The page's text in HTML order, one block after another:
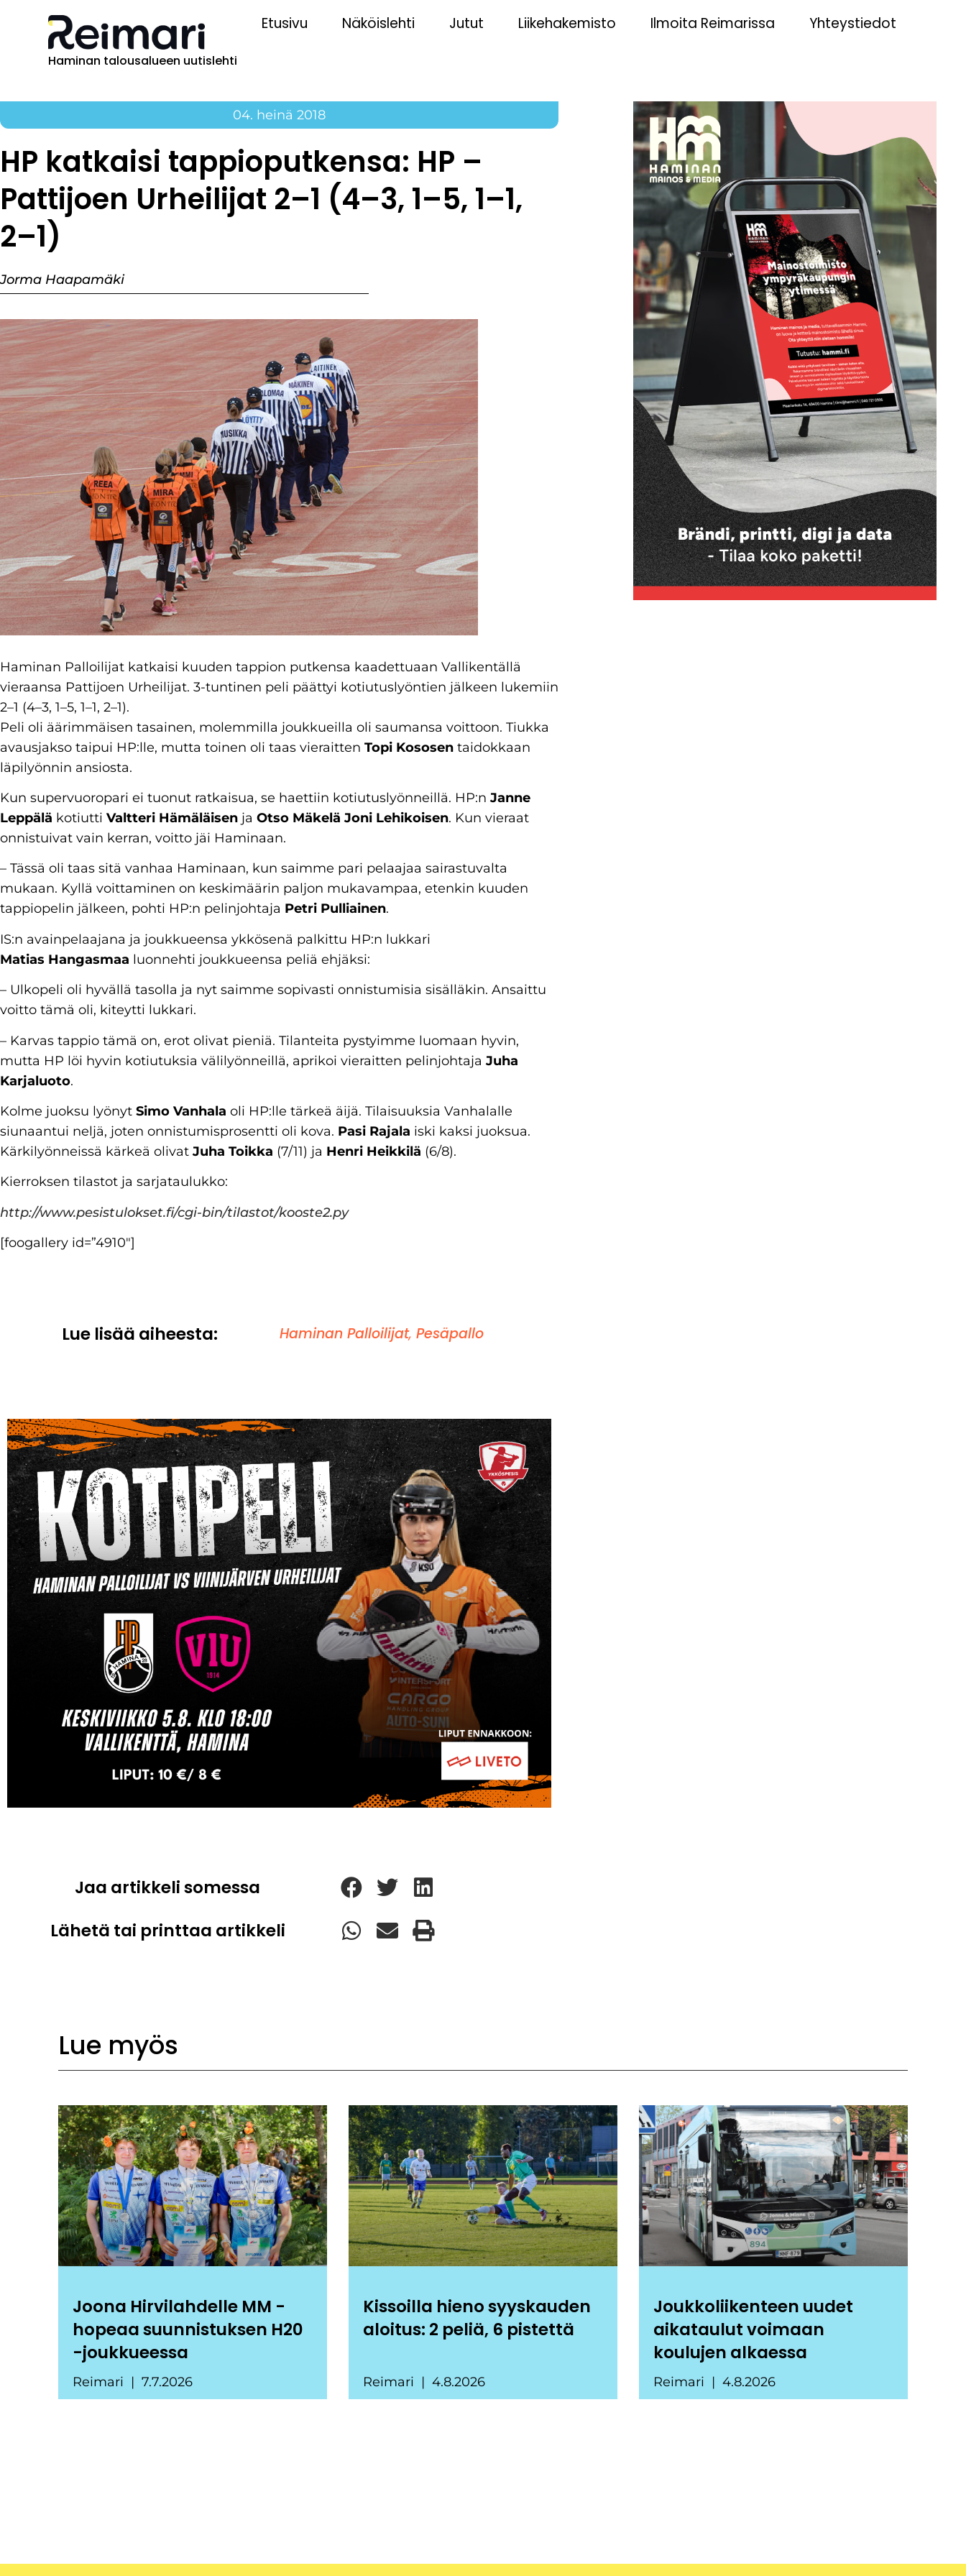
Haminan talousalueen uutislehti
Etusivu Näköislehti Jutut Liikehakemisto Ilmoita Reimarissa Yhteystiedot
04. heinä 2018
HP katkaisi tappioputkensa: HP –
Pattijoen Urheilijat 2–1 (4–3, 1–5, 1–1,
2–1)
Jorma Haapamäki
Haminan Palloilijat katkaisi kuuden tappion putkensa kaadettuaan Vallikentällä
vieraansa Pattijoen Urheilijat. 3-tuntinen peli päättyi kotiutuslyöntien jälkeen lukemiin
2–1 (4–3, 1–5, 1–1, 2–1).
Peli oli äärimmäisen tasainen, molemmilla joukkueilla oli saumansa voittoon. Tiukka
avausjakso taipui HP:lle, mutta toinen oli taas vieraitten Topi Kososen taidokkaan
läpilyönnin ansiosta.
Kun supervuoropari ei tuonut ratkaisua, se haettiin kotiutuslyönneillä. HP:nJanne
Leppälä kotiutti Valtteri Hämäläisen ja Otso Mäkelä Joni Lehikoisen. Kun vieraat
onnistuivat vain kerran, voitto jäi Haminaan.
– Tässä oli taas sitä vanhaa Haminaan, kun saimme pari pelaajaa sairastuvalta
mukaan. Kyllä voittaminen on keskimäärin paljon mukavampaa, etenkin kuuden
tappiopelin jälkeen, pohti HP:n pelinjohtaja Petri Pulliainen.
IS:n avainpelaajana ja joukkueensa ykkösenä palkittu HP:n lukkari
Matias Hangasmaa luonnehti joukkueensa peliä ehjäksi:
– Ulkopeli oli hyvällä tasolla ja nyt saimme sopivasti onnistumisia sisälläkin. Ansaittu
voitto tämä oli, kiteytti lukkari.
– Karvas tappio tämä on, erot olivat pieniä. Tilanteita pystyimme luomaan hyvin,
mutta HP löi hyvin kotiutuksia välilyönneillä, aprikoi vieraitten pelinjohtajaJuha
Karjaluoto.
Kolme juoksu lyönyt Simo Vanhala oli HP:lle tärkeä äijä. Tilaisuuksia Vanhalalle
siunaantui neljä, joten onnistumisprosentti oli kova. Pasi Rajala iski kaksi juoksua.
Kärkilyönneissä kärkeä olivatJuha Toikka (7/11) ja Henri Heikkilä (6/8).
Kierroksen tilastot ja sarjataulukko:
http://www.pesistulokset.fi/cgi-bin/tilastot/kooste2.py
[foogallery id=”4910″]
Lue lisää aiheesta: Haminan Palloilijat, Pesäpallo
Jaa artikkeli somessa
Lähetä tai printtaa artikkeli
Lue myös
Joona Hirvilahdelle MM -
hopeaa suunnistuksen H20
-joukkueessa
Reimari 7.7.2026
Kissoilla hieno syyskauden
aloitus: 2 peliä, 6 pistettä
Reimari 4.8.2026
Joukkoliikenteen uudet
aikataulut voimaan
koulujen alkaessa
Reimari 4.8.2026